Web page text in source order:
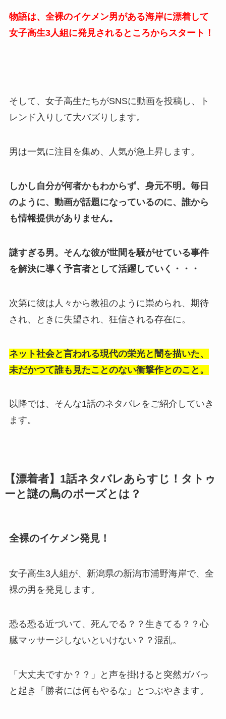
物語は、全裸のイケメン男がある海岸に漂着して
女子高生3人組に発見されるところからスタート！
そして、女子高生たちがSNSに動画を投稿し、ト
レンド入りして大バズりします。
男は一気に注目を集め、人気が急上昇します。
しかし自分が何者かもわからず、身元不明。毎日
のように、動画が話題になっているのに、誰から
も情報提供がありません。
謎すぎる男。そんな彼が世間を騒がせている事件
を解決に導く予言者として活躍していく・・・
次第に彼は人々から教祖のように崇められ、期待
され、ときに失望され、狂信される存在に。
ネット社会と言われる現代の栄光と闇を描いた、
未だかつて誰も見たことのない衝撃作とのこと。
以降では、そんな1話のネタバレをご紹介していき
ます。
【漂着者】1話ネタバレあらすじ！タトゥ
ーと謎の鳥のポーズとは？
全裸のイケメン発見！
女子高生3人組が、新潟県の新潟市浦野海岸で、全
裸の男を発見します。
恐る恐る近づいて、死んでる？？生きてる？？心
臓マッサージしないといけない？？混乱。
「大丈夫ですか？？」と声を掛けると突然ガバっ
と起き
「勝者には何もやるな」とつぶやきます。